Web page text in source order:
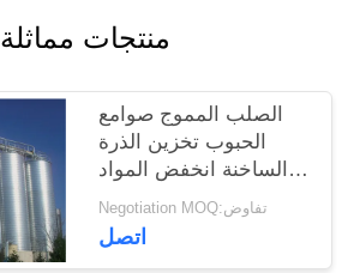
منتجات مماثلة
الصلب المموج صوامع
الحبوب تخزين الذرة
الساخنة انخفض المواد
المجلفنة
Negotiation MOQ:تفاوض
اتصل